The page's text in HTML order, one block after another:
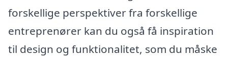
forskellige perspektiver fra forskellige
entreprenører kan du også få inspiration
til design og funktionalitet, som du måske